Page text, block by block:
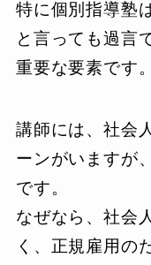
特に個別指導塾
と言っても過言
重要な要素です。
講師には、社会
ーンがいますが
です。
なぜなら、社会
く、正規雇用の